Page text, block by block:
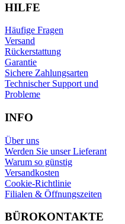
HILFE
Häufige Fragen
Versand
Rückerstattung
Garantie
Sichere Zahlungsarten
Technischer Support und
Probleme
INFO
Über uns
Werden Sie unser Lieferant
Warum so günstig
Versandkosten
Cookie-Richtlinie
Filialen & Öffnungszeiten
BÜROKONTAKTE